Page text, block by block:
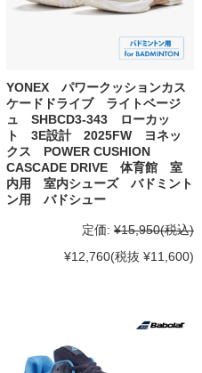
YONEX パワークッションカス
ケードドライブ ライトベージ
ュ SHBCD3-343 ローカッ
ト 3E設計 2025FW ヨネッ
クス POWER CUSHION
CASCADE DRIVE 体育館 室
内用 室内シューズ バドミント
ン用 バドシュー
定価: ¥15,950(税込)
¥12,760(税抜 ¥11,600)